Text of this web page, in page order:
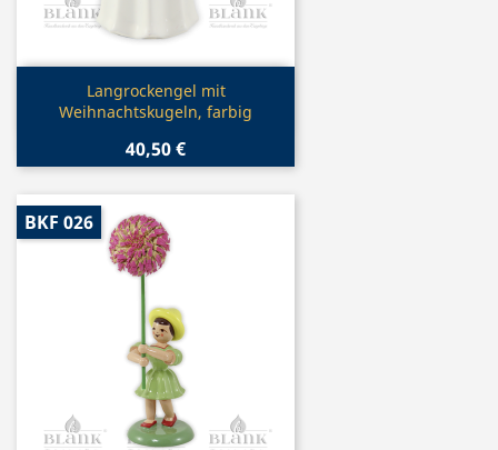
Vorschau
Langrockengel mit
Weihnachtskugeln, farbig
40,50 €
BKF 026